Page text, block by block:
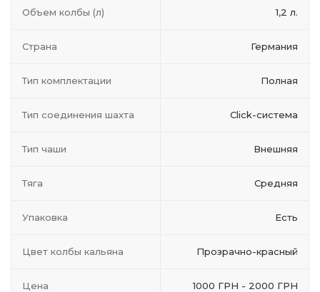
Объем колбы (л) 1,2 л.
Страна Германия
Тип комплектации Полная
Тип соединения шахта Click-система
Тип чаши Внешняя
Тяга Средняя
Упаковка Есть
Цвет колбы кальяна Прозрачно-красный
Цена 1000 ГРН - 2000 ГРН